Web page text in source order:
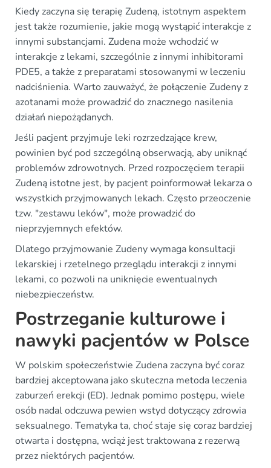
Kiedy zaczyna się terapię Zudeną, istotnym aspektem
jest także rozumienie, jakie mogą wystąpić interakcje z
innymi substancjami. Zudena może wchodzić w
interakcje z lekami, szczególnie z innymi inhibitorami
PDE5, a także z preparatami stosowanymi w leczeniu
nadciśnienia. Warto zauważyć, że połączenie Zudeny z
azotanami może prowadzić do znacznego nasilenia
działań niepożądanych.
Jeśli pacjent przyjmuje leki rozrzedzające krew,
powinien być pod szczególną obserwacją, aby uniknąć
problemów zdrowotnych. Przed rozpoczęciem terapii
Zudeną istotne jest, by pacjent poinformował lekarza o
wszystkich przyjmowanych lekach. Często przeoczenie
tzw. "zestawu leków", może prowadzić do
nieprzyjemnych efektów.
Dlatego przyjmowanie Zudeny wymaga konsultacji
lekarskiej i rzetelnego przeglądu interakcji z innymi
lekami, co pozwoli na uniknięcie ewentualnych
niebezpieczeństw.
Postrzeganie kulturowe i
nawyki pacjentów w Polsce
W polskim społeczeństwie Zudena zaczyna być coraz
bardziej akceptowana jako skuteczna metoda leczenia
zaburzeń erekcji (ED). Jednak pomimo postępu, wiele
osób nadal odczuwa pewien wstyd dotyczący zdrowia
seksualnego. Tematyka ta, choć staje się coraz bardziej
otwarta i dostępna, wciąż jest traktowana z rezerwą
przez niektórych pacjentów.